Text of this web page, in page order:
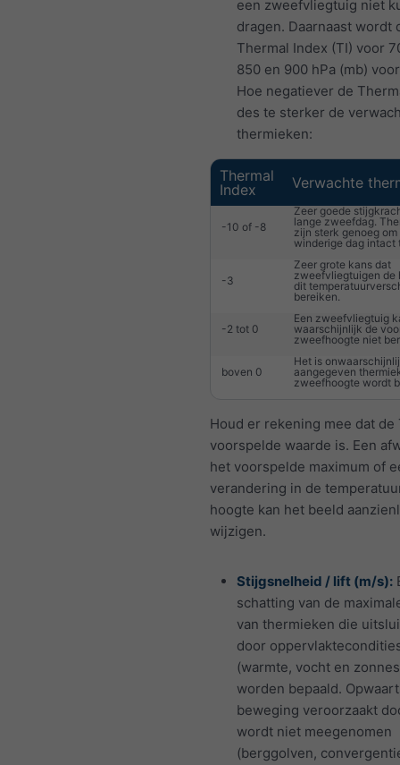
een zweefvliegtuig niet
dragen. Daarnaast wordt
Thermal Index (TI) voor
850 en 900 hPa (mb)
Hoe negatiever de
des te sterker de
thermieken:
Thermal
Index
Verwachte
-10 of -8
Zeer goede
lange zweefdag.
zijn sterk genoeg
winderige dag intact
-3
Zeer grote kans dat
zweefvliegtuigen de
dit
bereiken.
-2 tot 0
Een zweefvliegtuig
waarschijnlijk de
zweefhoogte niet
boven 0
Het is
aangegeven
zweefhoogte wordt
Houd er rekening mee dat de
voorspelde waarde is. Een
het voorspelde maximum of
verandering in de
hoogte kan het beeld
wijzigen.
Stijgsnelheid / lift (m/s):
schatting van de
van thermieken die
door
(warmte, vocht en
worden bepaald.
beweging veroorzaakt
wordt niet meegenomen
(berggolven,